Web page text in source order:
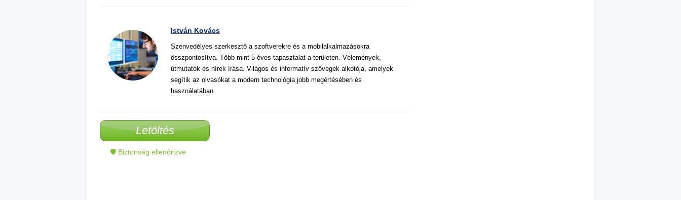
István Kovács
Szenvedélyes szerkesztő a szoftverekre és a mobilalkalmazásokra
összpontosítva. Több mint 5 éves tapasztalat a területen. Vélemények,
útmutatók és hírek írása. Világos és informatív szövegek alkotója, amelyek
segítik az olvasókat a modern technológia jobb megértésében és
használatában.
Letöltés
🛡 Biztonság ellenőrizve